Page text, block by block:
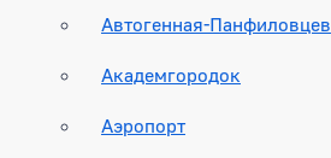
Автогенная-Панфиловцев
Академгородок
Аэропорт